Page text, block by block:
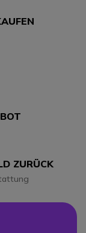
ZURÜCK